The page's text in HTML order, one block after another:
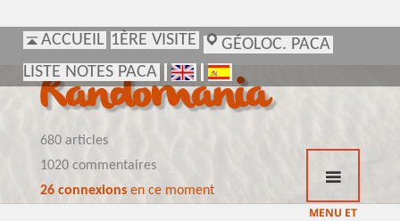
ACCUEIL 1ÈRE VISITE
GÉOLOC. PACA
LISTE NOTES PACA
Randomania
680 articles
1020 commentaires
26 connexionsen ce moment
MENU ET
ACCUEIL 1ÈRE VISITE
GÉOLOC. PACA
LISTE NOTES PACA